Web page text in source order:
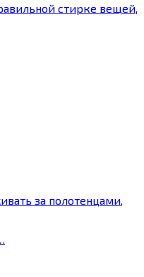
стирке вещей,
за полотенцами,